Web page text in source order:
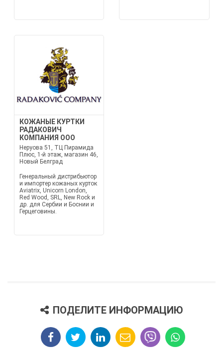
КОЖАНЫЕ КУРТКИ
РАДАКОВИЧ
КОМПАНИЯ ООО
Неруова 51, ТЦ Пирамида
Плюс, 1-й этаж, магазин 46,
Новый Белград
Генеральный дистрибьютор
и импортер кожаных курток
Aviatrix, Unicorn London,
Red Wood, SRL, New Rock и
др. для Сербии и Боснии и
Герцеговины.
ПОДЕЛИТЕ ИНФОРМАЦИЮ